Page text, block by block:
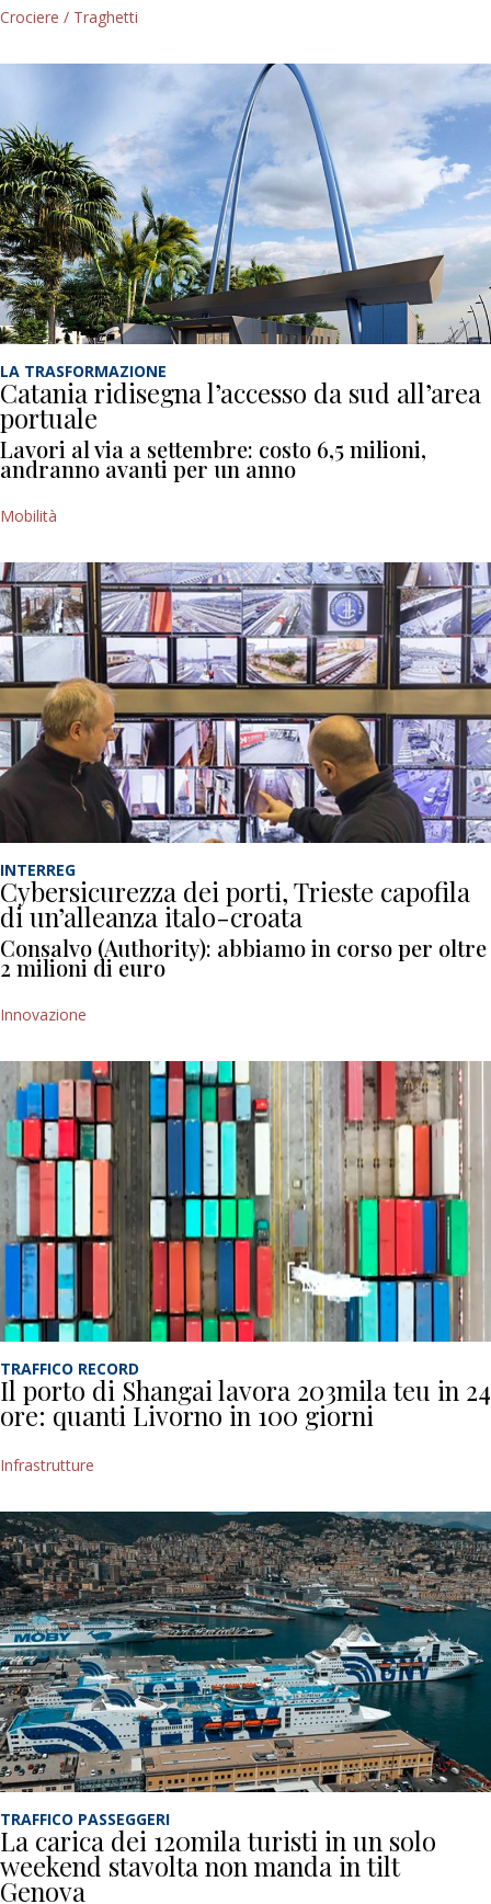
Crociere / Traghetti
LA TRASFORMAZIONE
Catania ridisegna l’accesso da sud all’area
portuale
Lavori al via a settembre: costo 6,5 milioni,
andranno avanti per un anno
Mobilità
INTERREG
Cybersicurezza dei porti, Trieste capofila
di un’alleanza italo-croata
Consalvo (Authority): abbiamo in corso per oltre
2 milioni di euro
Innovazione
TRAFFICO RECORD
Il porto di Shangai lavora 203mila teu in 24
ore: quanti Livorno in 100 giorni
Infrastrutture
TRAFFICO PASSEGGERI
La carica dei 120mila turisti in un solo
weekend stavolta non manda in tilt
Genova